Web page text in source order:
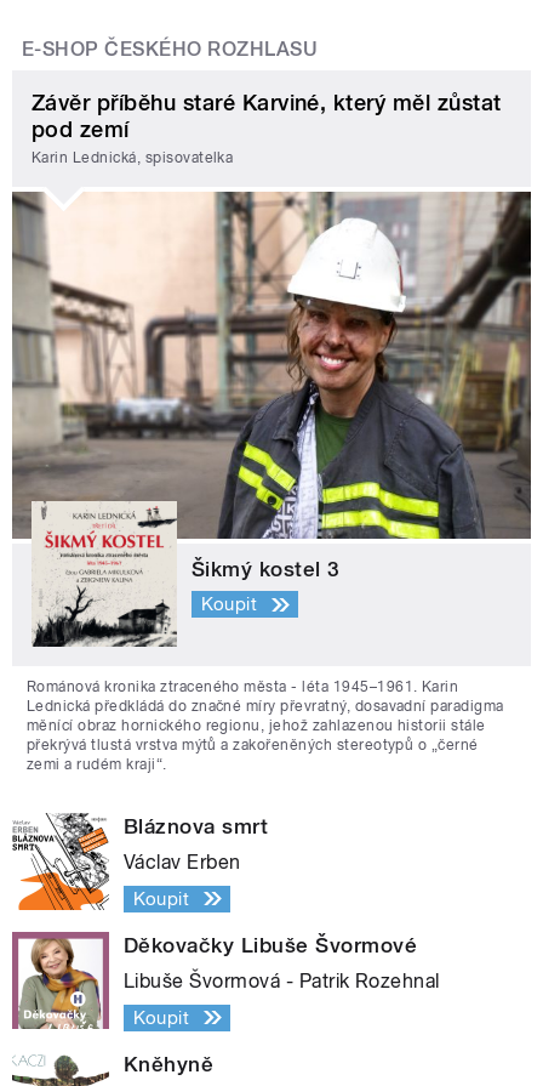
E-SHOP ČESKÉHO ROZHLASU
Závěr příběhu staré Karviné, který měl zůstat
pod zemí
Karin Lednická, spisovatelka
Šikmý kostel 3
Koupit
Románová kronika ztraceného města - léta 1945–1961. Karin
Lednická předkládá do značné míry převratný, dosavadní paradigma
měnící obraz hornického regionu, jehož zahlazenou historii stále
překrývá tlustá vrstva mýtů a zakořeněných stereotypů o „černé
zemi a rudém kraji“.
Bláznova smrt
Václav Erben
Koupit
Děkovačky Libuše Švormové
Libuše Švormová - Patrik Rozehnal
Koupit
Kněhyně